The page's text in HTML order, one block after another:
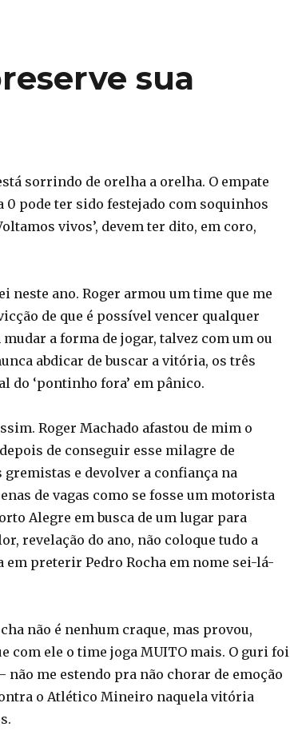
sua
sorrindo de orelha a orelha. O empate
pode ter sido festejado com soquinhos
vivos’, devem ter dito, em coro,
neste ano. Roger armou um time que me
de que é possível vencer qualquer
a forma de jogar, talvez com um ou
abdicar de buscar a vitória, os três
do ‘pontinho fora’ em pânico.
Roger Machado afastou de mim o
de conseguir esse milagre de
e devolver a confiança na
de vagas como se fosse um motorista
Alegre em busca de um lugar para
revelação do ano, não coloque tudo a
preterir Pedro Rocha em nome sei-lá-
não é nenhum craque, mas provou,
com ele o time joga MUITO mais. O guri foi
não me estendo pra não chorar de emoção
o Atlético Mineiro naquela vitória